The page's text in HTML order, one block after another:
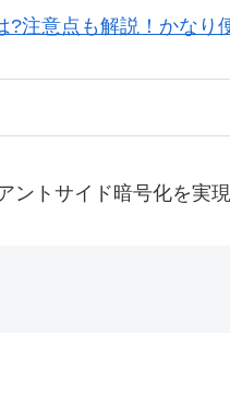
?注意点も解説！かなり
ントサイド暗号化を実